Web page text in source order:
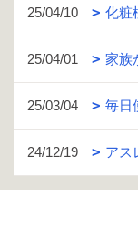
25/04/10 化粧
25/04/01 家族
25/03/04 毎日
24/12/19 アス